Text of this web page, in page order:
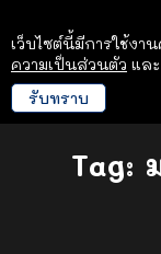
Tag:
เว็บไซต์นี้มีการใช้งา
ความเป็นส่วนตัว และ
รับทราบ